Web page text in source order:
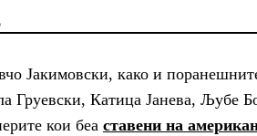
Јакимовски, како и
Катица Јанева, Љубе
кои беа ставени на